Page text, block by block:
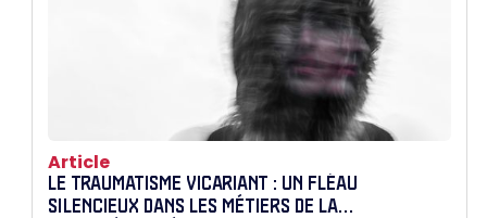
Article
LE TRAUMATISME VICARIANT : UN FLÉAU
SILENCIEUX DANS LES MÉTIERS DE LA